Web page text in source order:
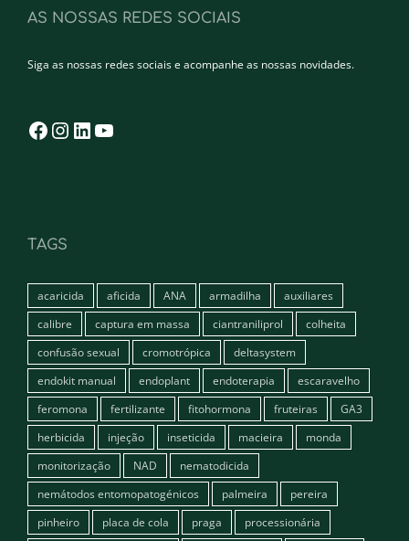
AS NOSSAS REDES SOCIAIS
Siga as nossas redes sociais e acompanhe as nossas novidades.
Facebook
Instagram
LinkedIn
TAGS
acaricida aficida ANA armadilha
auxiliares
calibre
captura em massa ciantraniliprol
colheita
confusão sexual
cromotrópica
deltasystem
endokit manual
endoplant endoterapia
escaravelho
feromona
fertilizante fitohormona fruteiras
GA3
herbicida
injeção inseticida macieira
monda
monitorização
NAD
nematodicida
nemátodos entomopatogénicos
palmeira
pereira
pinheiro
placa de cola praga
processionária